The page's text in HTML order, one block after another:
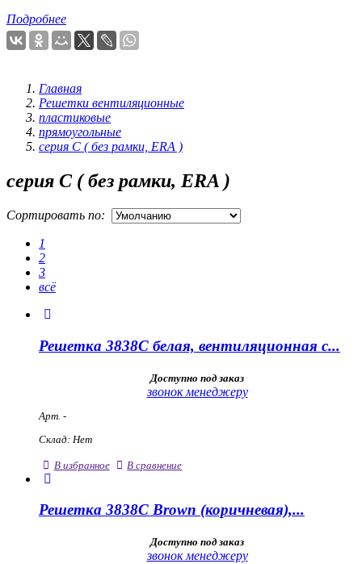
Подробнее
Главная
Решетки вентиляционные
пластиковые
прямоугольные
серия С ( без рамки, ERA )
серия С ( без рамки, ERA )
Сортировать по:
1
2
3
всё
Решетка 3838С белая, вентиляционная с...
Доступно под заказ
звонок менеджеру
Арт. -
Склад: Нет
В избранное В сравнение
Решетка 3838С Brown (коричневая),...
Доступно под заказ
звонок менеджеру